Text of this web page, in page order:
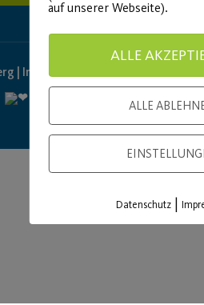
| Impressum und Datenschutz
auf unserer Webseite).
ALLE
ALLE
Datenschutz|